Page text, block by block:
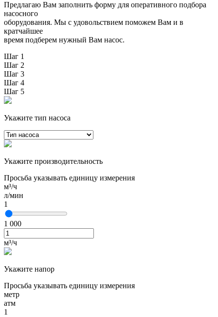
Предлагаю Вам заполнить форму для оперативного подбора
насосного
оборудования. Мы с удовольствием поможем Вам и в
кратчайшее
время подберем нужный Вам насос.
Шаг 1
Шаг 2
Шаг 3
Шаг 4
Шаг 5
Укажите тип насоса
Укажите производительность
Просьба указывать единицу измерения
м³/ч
л/мин
1
1 000
м³/ч
Укажите напор
Просьба указывать единицу измерения
метр
атм
1